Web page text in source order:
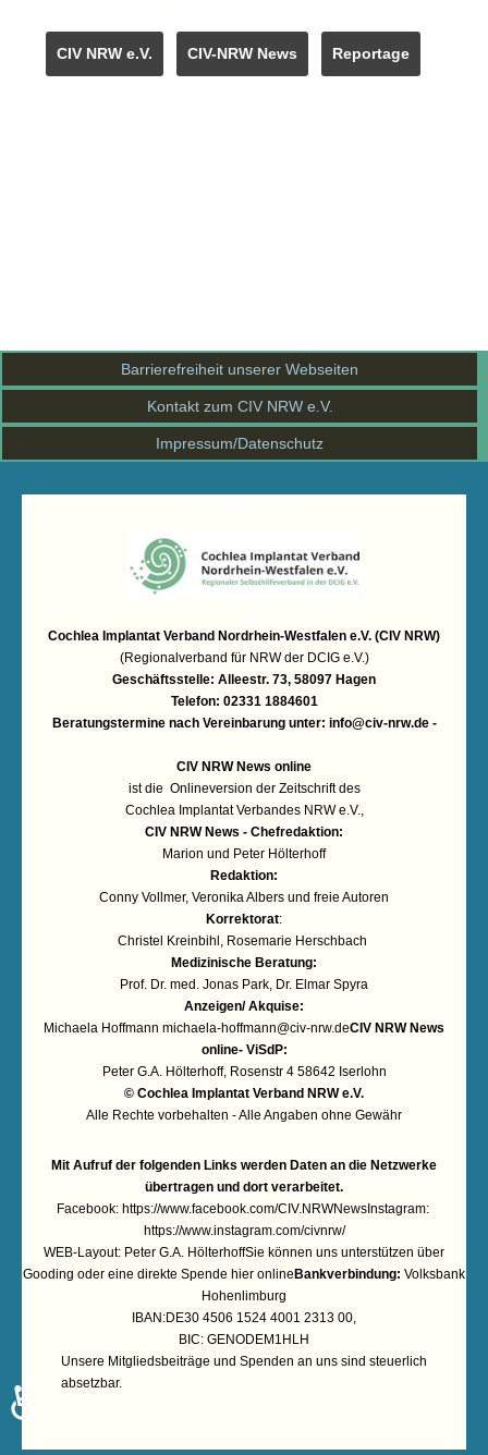
CIV NRW e.V. CIV-NRW News Reportage
Barrierefreiheit unserer Webseiten
Kontakt zum CIV NRW e.V.
Impressum/Datenschutz
Cochlea Implantat Verband Nordrhein-Westfalen e.V. (CIV NRW)
(Regionalverband für NRW der DCIG e.V.)
Geschäftsstelle: Alleestr. 73, 58097 Hagen
Telefon: 02331 1884601
Beratungstermine nach Vereinbarung unter: info@civ-nrw.de-
CIV NRW News online
ist die Onlineversion der Zeitschrift des
Cochlea Implantat Verbandes NRW e.V.,
CIV NRW News - Chefredaktion:
Marion und Peter Hölterhoff
Redaktion:
Conny Vollmer, Veronika Albers und freie Autoren
Korrektorat:
Christel Kreinbihl, Rosemarie Herschbach
Medizinische Beratung:
Prof. Dr. med. Jonas Park, Dr. Elmar Spyra
Anzeigen/ Akquise:
Michaela Hoffmann michaela-hoffmann@civ-nrw.deCIV NRW News
online- ViSdP:
Peter G.A. Hölterhoff, Rosenstr 4 58642 Iserlohn
© Cochlea Implantat Verband NRW e.V.
Alle Rechte vorbehalten - Alle Angaben ohne Gewähr
Mit Aufruf der folgenden Links werden Daten an die Netzwerke
übertragen und dort verarbeitet.
Facebook: https://www.facebook.com/CIV.NRWNewsInstagram:
https://www.instagram.com/civnrw/
WEB-Layout: Peter G.A. HölterhoffSie können uns unterstützen über
Gooding oder eine direkte Spende hier online Bankverbindung: Volksbank
Hohenlimburg
IBAN:DE30 4506 1524 4001 2313 00,
BIC: GENODEM1HLH
Unsere Mitgliedsbeiträge und Spenden an uns sind steuerlich
absetzbar.